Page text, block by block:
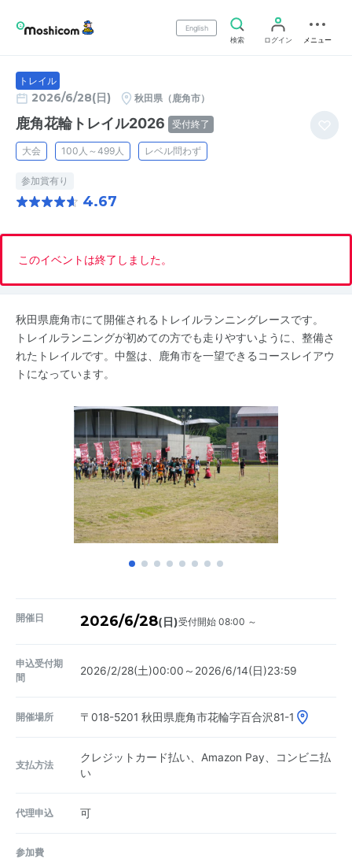
English
検索
ログイン メニュー
トレイル
2026/6/28(日) 秋田県（鹿角市）
鹿角花輪トレイル2026 受付終了
大会 100人～499人 レベル問わず
参加賞有り
4.67
このイベントは終了しました。
秋田県鹿角市にて開催されるトレイルランニングレースです。
トレイルランニングが初めての方でも走りやすいように、整備さ
れたトレイルです。中盤は、鹿角市を一望できるコースレイアウ
トになっています。
開催日 2026/6/28(日)受付開始 08:00 ～
申込受付期
間
2026/2/28(土)00:00～2026/6/14(日)23:59
開催場所 〒018-5201 秋田県鹿角市花輪字百合沢81-1
支払方法
クレジットカード払い、Amazon Pay、コンビニ払
い
代理申込 可
参加費